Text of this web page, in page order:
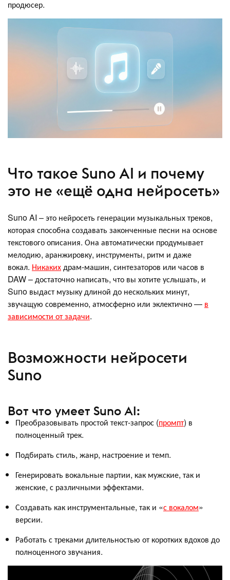
продюсер.
Что такое Suno AI и почему
это не «ещё одна нейросеть»
Suno AI – это нейросеть генерации музыкальных треков,
которая способна создавать законченные песни на основе
текстового описания. Она автоматически продумывает
мелодию, аранжировку, инструменты, ритм и даже
вокал. Никакихдрам-машин, синтезаторов или часов в
DAW – достаточно написать, что вы хотите услышать, и
Suno выдаст музыку длиной до нескольких минут,
звучащую современно, атмосферно или эклектично — в
зависимости от задачи.
Возможности нейросети
Suno
Вот что умеет Suno AI:
Преобразовывать простой текст-запрос (промпт) в
полноценный трек.
Подбирать стиль, жанр, настроение и темп.
Генерировать вокальные партии, как мужские, так и
женские, с различными эффектами.
Создавать как инструментальные, так и «с вокалом»
версии.
Работать с треками длительностью от коротких вдохов до
полноценного звучания.